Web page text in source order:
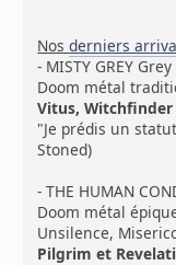
Nosderniers
- MISTY GREY
Doom métal
Vitus, Witchfinder
"Je prédis un
Stoned)
- THE HUMAN
Doom métal
Unsilence,
Pilgrim et